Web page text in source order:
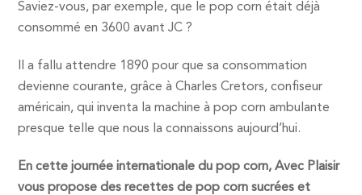
Saviez-vous, par exemple, que le pop corn était déjà
consommé en 3600 avant JC ?
Il a fallu attendre 1890 pour que sa consommation
devienne courante, grâce à Charles Cretors, confiseur
américain, qui inventa la machine à pop corn ambulante
presque telle que nous la connaissons aujourd’hui.
En cette journée internationale du pop corn, Avec Plaisir
vous propose des recettes de pop corn sucrées et